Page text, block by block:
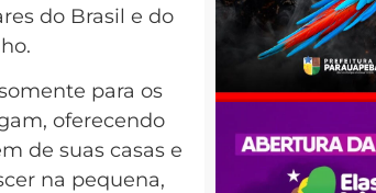
do Brasil e do
para os
oferecendo
de suas casas e
na pequena,